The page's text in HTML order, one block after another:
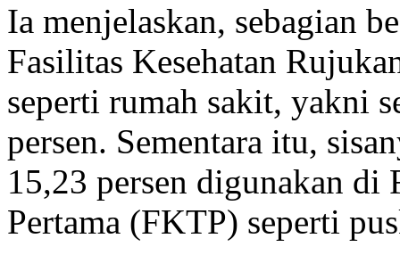
Ia menjelaskan, sebagian
Fasilitas Kesehatan
seperti rumah sakit, yakni
persen. Sementara itu,
15,23 persen digunakan di
Pertama (FKTP) seperti